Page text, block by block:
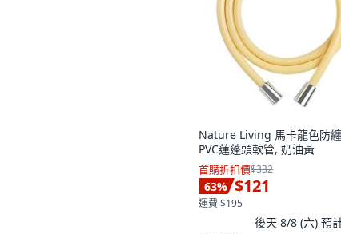
Nature Living 馬卡龍色防
PVC蓮蓬頭軟管, 奶油黃
首購折扣價$332
63% $121
運費 $195
後天 8/8 (六) 預